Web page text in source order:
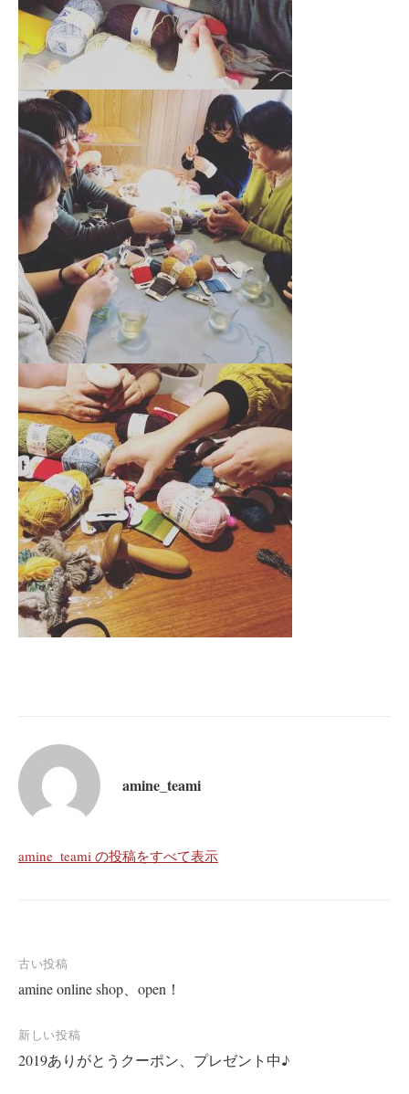
amine_teami
amine_teami の投稿をすべて表示
稿
ナ
古い投稿
amine online shop、open！
新しい投稿
2019ありがとうクーポン、プレゼント中♪